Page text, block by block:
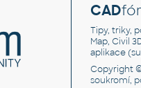
CAD
Tipy, triky,
Map, Civil
aplikace
Copyright
soukromí,